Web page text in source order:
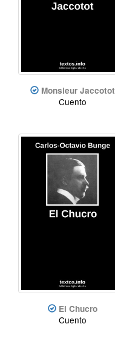
Monsieur Jaccotot
Cuento
El Chucro
Cuento